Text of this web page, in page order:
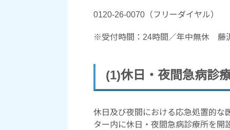
0120-26-0070（フリーダイヤル）
※受付時間：24時間／年中無休 藤
(1)休日・夜間急病診
休日及び夜間における応急処置的な
ター内に休日・夜間急病診療所を開